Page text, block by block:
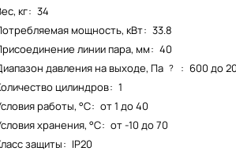
кг: 34
мощность, кВт: 33.8
линии пара, мм: 40
давления на выходе, Па ? : 600 до
цилиндров: 1
работы, °С: от 1 до 40
хранения, °С: от -10 до 70
защиты: IP20